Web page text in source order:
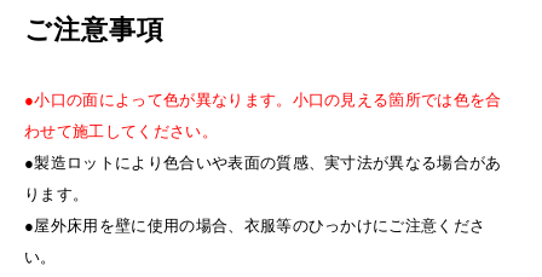
ご注意事項
●小口の面によって色が異なります。小口の見える箇所では色を合
わせて施工してください。
●製造ロットにより色合いや表面の質感、実寸法が異なる場合があ
ります。
●屋外床用を壁に使用の場合、衣服等のひっかけにご注意くださ
い。